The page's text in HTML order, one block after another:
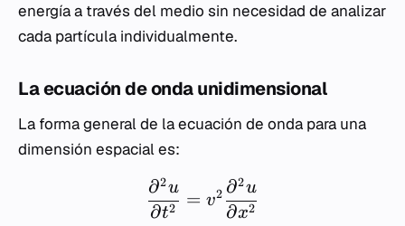
energía a través del medio sin necesidad de analizar
cada partícula individualmente.
La ecuación de onda unidimensional
La forma general de la ecuación de onda para una
dimensión espacial es:
∂t2
∂2u
= v2
∂x2
∂2u